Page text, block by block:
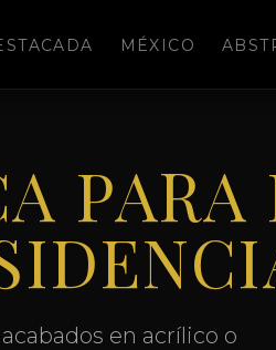
MÉXICO
PARA
en acrílico o